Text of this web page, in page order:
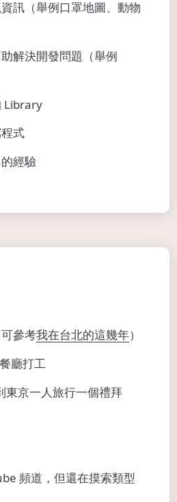
訊（舉例口罩地圖、動物
解決開發問題（舉例
Library
式
經驗
參考我在台北的這幾年）
廳打工
東京一人旅行一個禮拜
頻道，但還在摸索類型